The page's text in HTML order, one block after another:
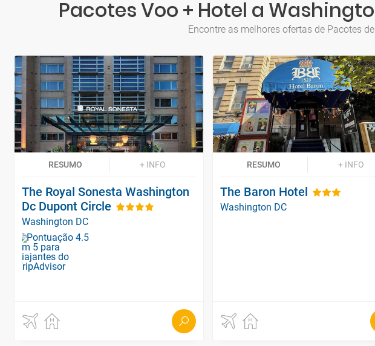
Pacotes Voo + Hotel a
Encontre as melhores ofertas de Pacotes
RESUMO + INFO
The Royal Sonesta Washington
Dc Dupont Circle
Washington DC
RESUMO + INFO
The Baron Hotel
Washington DC